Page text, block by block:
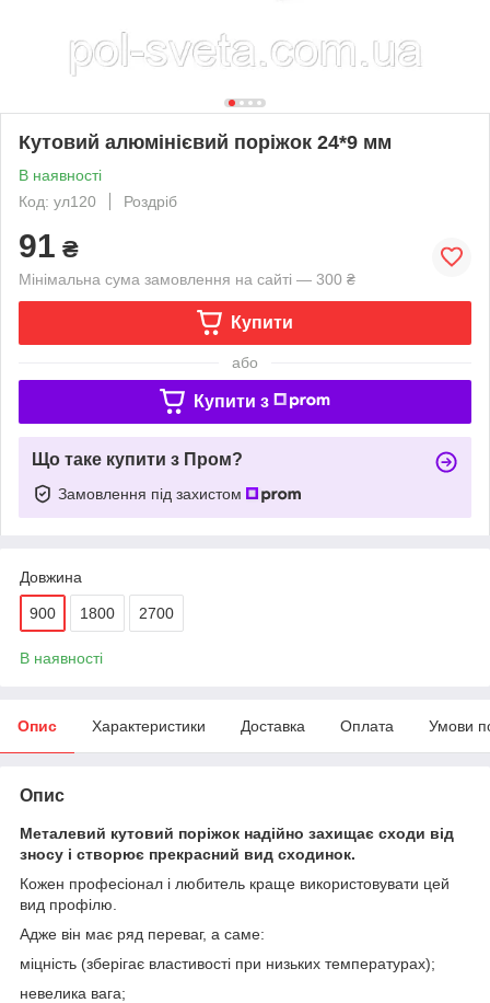
Кутовий алюмінієвий поріжок 24*9 мм
В наявності
Код: ул120
Роздріб
91 ₴
Мінімальна сума замовлення на сайті — 300 ₴
Купити
або
Купити з
Що таке купити з Пром?
Замовлення під захистом
Довжина
900 1800 2700
В наявності
Опис Характеристики Доставка Оплата Умови
Опис
Металевий кутовий поріжок надійно захищає сходи від
зносу і створює прекрасний вид сходинок.
Кожен професіонал і любитель краще використовувати цей
вид профілю.
Адже він має ряд переваг, а саме:
міцність (зберігає властивості при низьких температурах);
невелика вага;